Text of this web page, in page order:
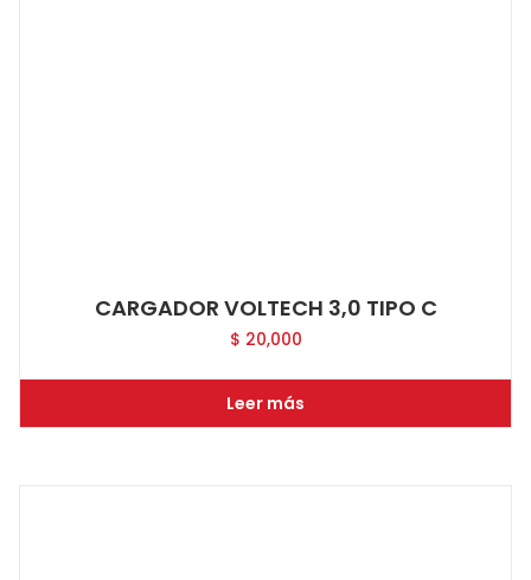
CARGADOR VOLTECH 3,0 TIPO C
$ 20,000
Leer más